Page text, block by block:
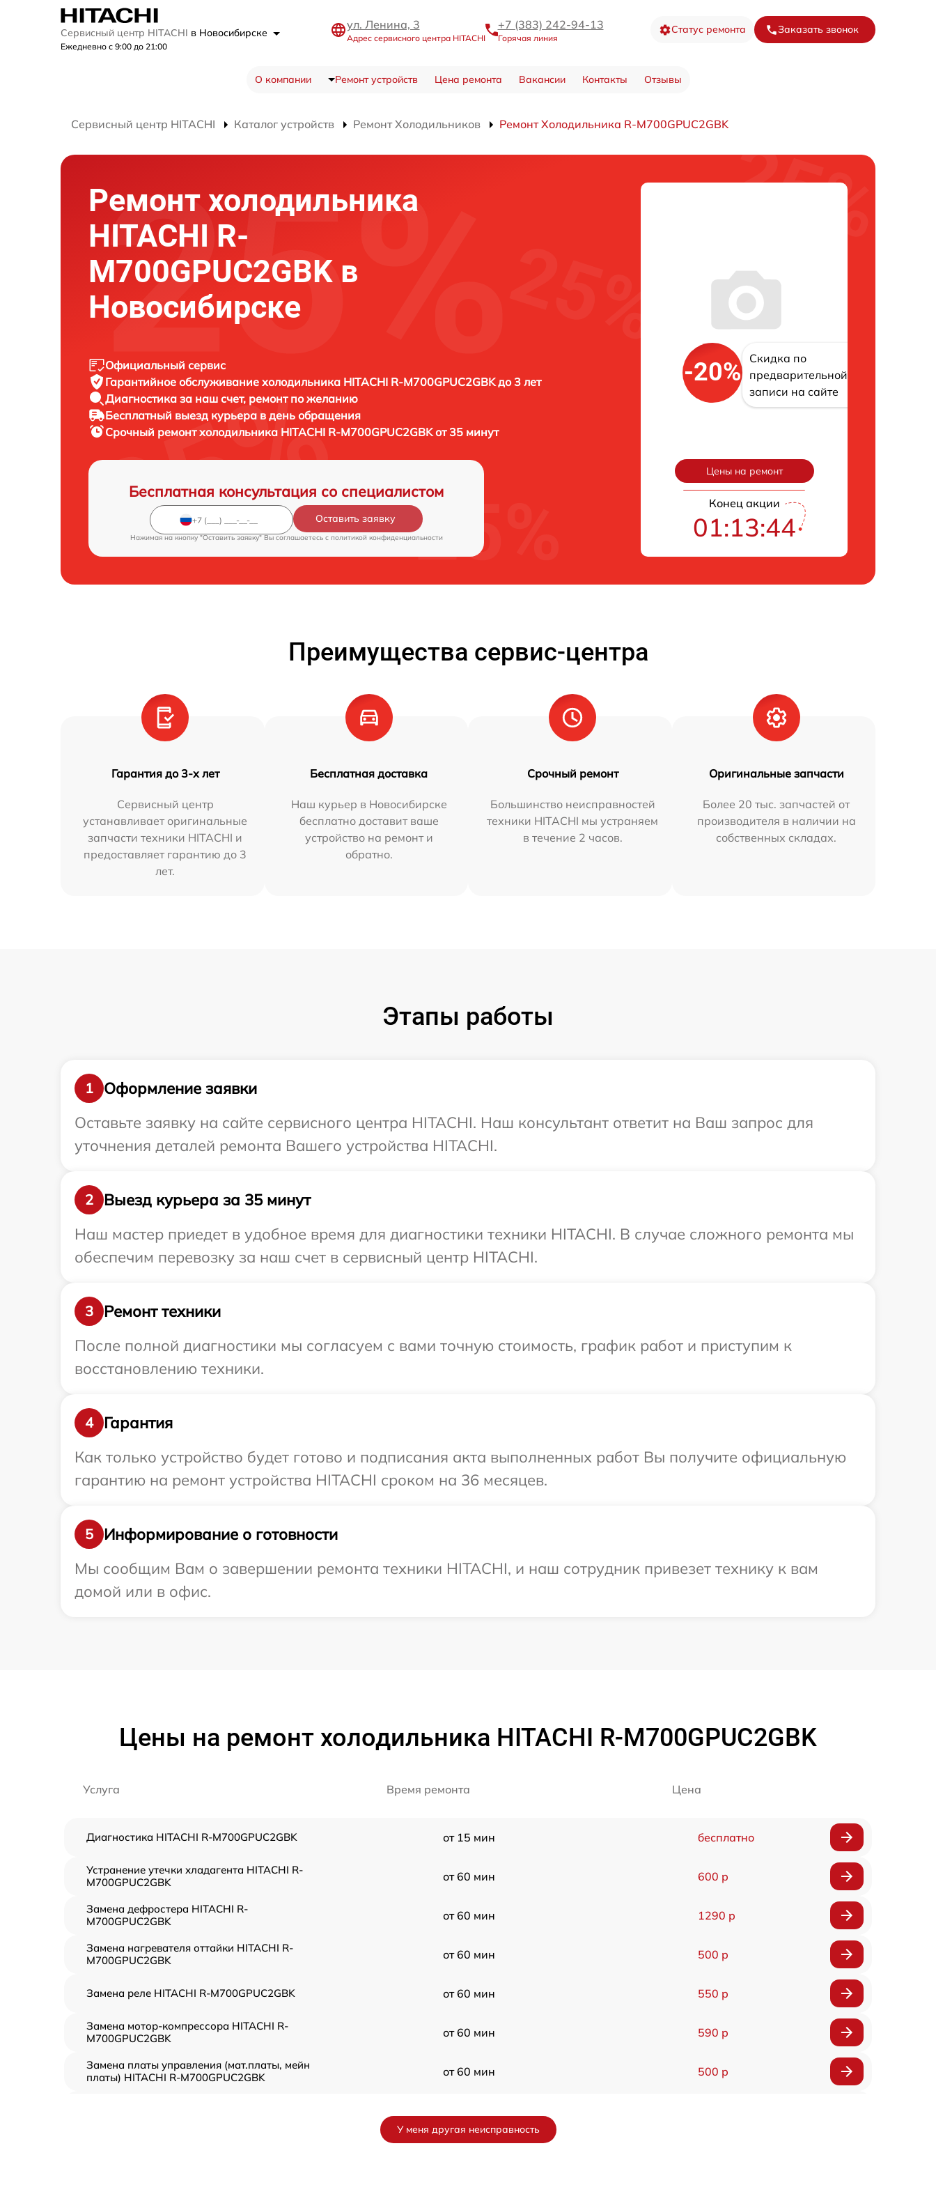
Сервисный центр HITACHI в Новосибирске
Ежедневно с 9:00 до 21:00
ул. Ленина, 3
Адрес сервисного центра HITACHI
+7 (383) 242-94-13
Горячая линия
Статус ремонта Заказать звонок
О компании Ремонт устройств Цена ремонта Вакансии Контакты Отзывы
Сервисный центр HITACHI Каталог устройств Ремонт Холодильников Ремонт Холодильника R-M700GPUC2GBK
Ремонт холодильника
HITACHI R-
M700GPUC2GBK в
Новосибирске
Официальный сервис
Гарантийное обслуживание холодильника HITACHI R-M700GPUC2GBK до 3 лет
Диагностика за наш счет, ремонт по желанию
Бесплатный выезд курьера в день обращения
Срочный ремонтхолодильника HITACHI R-M700GPUC2GBK от 35 минут
Бесплатная консультация со специалистом
Оставить заявку
Нажимая на кнопку "Оставить заявку" Вы соглашаетесь c политикой конфиденциальности
-20%
Скидка по
предварительной
записи на сайте
Цены на ремонт
Конец акции
01:13:43
Преимущества сервис-центра
Гарантия до 3-х лет
Сервисный центр
устанавливает оригинальные
запчасти техники HITACHI и
предоставляет гарантию до 3
лет.
Бесплатная доставка
Наш курьер в Новосибирске
бесплатно доставит ваше
устройство на ремонт и
обратно.
Срочный ремонт
Большинство неисправностей
техники HITACHI мы устраняем
в течение 2 часов.
Оригинальные запчасти
Более 20 тыс. запчастей от
производителя в наличии на
собственных складах.
Этапы работы
1
Оформление заявки
Оставьте заявку на сайте сервисного центра HITACHI. Наш консультант ответит на Ваш запрос для
уточнения деталей ремонта Вашего устройства HITACHI.
2
Выезд курьера за 35 минут
Наш мастер приедет в удобное время для диагностики техники HITACHI. В случае сложного ремонта мы
обеспечим перевозку за наш счет в сервисный центр HITACHI.
3
Ремонт техники
После полной диагностики мы согласуем с вами точную стоимость, график работ и приступим к
восстановлению техники.
4
Гарантия
Как только устройство будет готово и подписания акта выполненных работ Вы получите официальную
гарантию на ремонт устройства HITACHI сроком на 36 месяцев.
5
Информирование о готовности
Мы сообщим Вам о завершении ремонта техники HITACHI, и наш сотрудник привезет технику к вам
домой или в офис.
Цены на ремонт холодильника HITACHI R-M700GPUC2GBK
Услуга Время ремонта Цена
Диагностика HITACHI R-M700GPUC2GBK от 15 мин бесплатно
Устранение утечки хладагента HITACHI R-
M700GPUC2GBK
от 60 мин 600 р
Замена дефростера HITACHI R-
M700GPUC2GBK
от 60 мин 1290 р
Замена нагревателя оттайки HITACHI R-
M700GPUC2GBK
от 60 мин 500 р
Замена реле HITACHI R-M700GPUC2GBK от 60 мин 550 р
Замена мотор-компрессора HITACHI R-
M700GPUC2GBK
от 60 мин 590 р
Замена платы управления (мат.платы, мейн
платы) HITACHI R-M700GPUC2GBK
от 60 мин 500 р
У меня другая неисправность